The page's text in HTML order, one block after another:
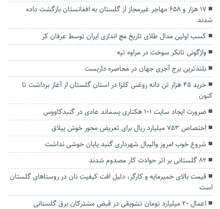
۱۷ هزار و ۶۵۸ مهاجر غیرمجاز از گلستان به افغانستان بازگشت داده
شدند
کسب اولین مدال طلاى تاریخ مچ اندازی ایران توسط عرفان کر
واژگونی تانکر سوخت در مراوه تپه
بلندترین برج آجری جهان در محاصره داربست
خرید ۴۵ هزار تن دانه روغنی کلزا در استان گلستان از آغاز برداشت تا
کنون
ضرورت ایجاد سایت ۱۰۱ هکتاری پسماند عادی در گنبدکاووس
اختصاص ۷۵۳ میلیارد ریال برای تعریض محور خوش ییلاق
شروع خوب امروزِ والیبال شهرداری گنبد پایان خوشی نداشت
۸۲ گلستانی بر اثر حوادث کار مصدوم شدند
قیمت بالای خمیرمایه و کارگر، دلیل افت کیفیت نان در روستاهای گلستان
است
اعمال ۲۰ میلیارد تومان تشویقی در قبض مشترکان برق گلستانی